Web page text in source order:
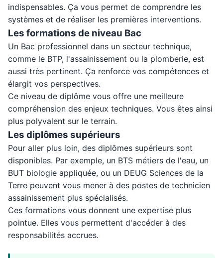
indispensables. Ça vous permet de comprendre les
systèmes et de réaliser les premières interventions.
Les formations de niveau Bac
Un Bac professionnel dans un secteur technique,
comme le BTP, l'assainissement ou la plomberie, est
aussi très pertinent. Ça renforce vos compétences et
élargit vos perspectives.
Ce niveau de diplôme vous offre une meilleure
compréhension des enjeux techniques. Vous êtes ainsi
plus polyvalent sur le terrain.
Les diplômes supérieurs
Pour aller plus loin, des diplômes supérieurs sont
disponibles. Par exemple, un BTS métiers de l'eau, un
BUT biologie appliquée, ou un DEUG Sciences de la
Terre peuvent vous mener à des postes de technicien
assainissement plus spécialisés.
Ces formations vous donnent une expertise plus
pointue. Elles vous permettent d'accéder à des
responsabilités accrues.